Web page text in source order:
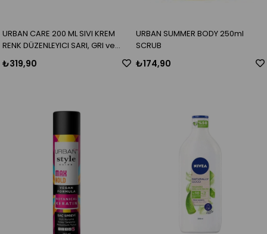
URBAN CARE 200 ML SIVI KREM
RENK DÜZENLEYICI SARI, GRI ve
AÇIK KUMRAL SAÇLAR İÇİN
₺319,90
URBAN SUMMER BODY 250ml
SCRUB
₺174,90